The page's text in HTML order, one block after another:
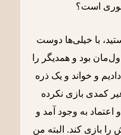
است؟
با خیلی‌ها دوست
بود و همدیگر را
و خواند و یک ذره
کمدی بازی نکرده
به وجود آمد و
بازی کند. البته من